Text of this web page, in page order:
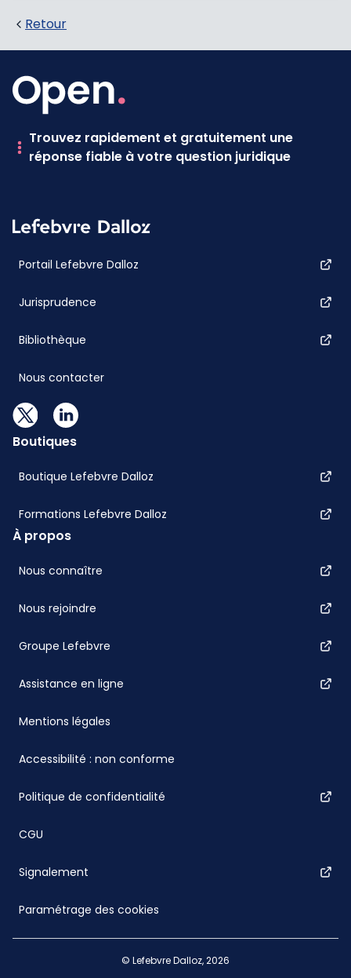
Retour
Trouvez rapidement et gratuitement une
réponse fiable à votre question juridique
Portail Lefebvre Dalloz
Jurisprudence
Bibliothèque
Nous contacter
Boutiques
Boutique Lefebvre Dalloz
Formations Lefebvre Dalloz
À propos
Nous connaître
Nous rejoindre
Groupe Lefebvre
Assistance en ligne
Mentions légales
Accessibilité : non conforme
Politique de confidentialité
CGU
Signalement
Paramétrage des cookies
© Lefebvre Dalloz, 2026